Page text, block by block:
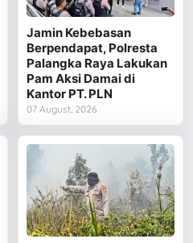
Jamin Kebebasan
Berpendapat, Polresta
Palangka Raya Lakukan
Pam Aksi Damai di
Kantor PT. PLN
07 August, 2026